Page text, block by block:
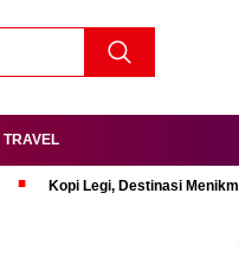
TRAVEL
Kopi Legi, Destinasi